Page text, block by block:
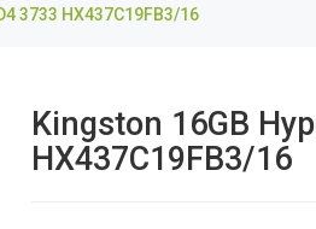
3733 HX437C19FB3/16
Kingston 16GB
HX437C19FB3/16